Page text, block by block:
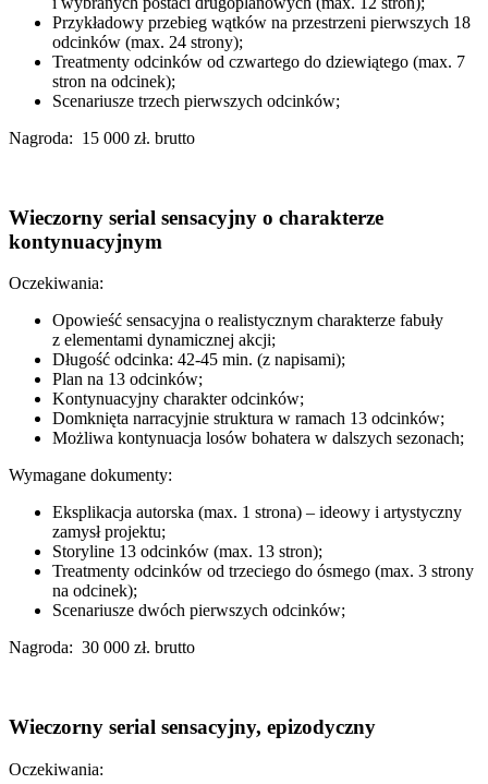
Przykładowy przebieg wątków na przestrzeni pierwszych 18
odcinków (max. 24 strony);
Treatmenty odcinków od czwartego do dziewiątego (max. 7
stron na odcinek);
Scenariusze trzech pierwszych odcinków;
Nagroda: 15 000 zł. brutto
Wieczorny serial sensacyjny o charakterze
kontynuacyjnym
Oczekiwania:
Opowieść sensacyjna o realistycznym charakterze fabuły
z elementami dynamicznej akcji;
Długość odcinka: 42-45 min. (z napisami);
Plan na 13 odcinków;
Kontynuacyjny charakter odcinków;
Domknięta narracyjnie struktura w ramach 13 odcinków;
Możliwa kontynuacja losów bohatera w dalszych sezonach;
Wymagane dokumenty:
Eksplikacja autorska (max. 1 strona) – ideowy i artystyczny
zamysł projektu;
Storyline 13 odcinków (max. 13 stron);
Treatmenty odcinków od trzeciego do ósmego (max. 3 strony
na odcinek);
Scenariusze dwóch pierwszych odcinków;
Nagroda: 30 000 zł. brutto
Wieczorny serial sensacyjny, epizodyczny
Oczekiwania: